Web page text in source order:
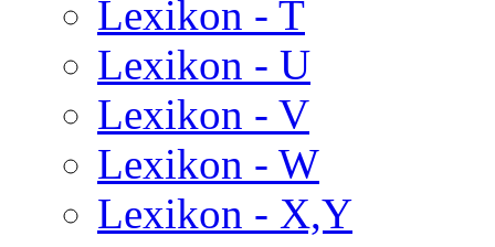
Lexikon - T
Lexikon - U
Lexikon - V
Lexikon - W
Lexikon - X,Y